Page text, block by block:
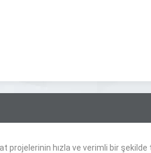
hızla ve verimli bir şekilde